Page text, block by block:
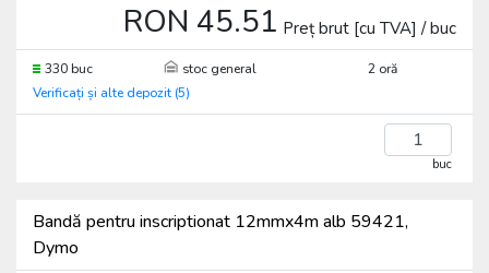
RON 45.51 Preț brut [cu TVA] / buc
330 buc stoc general
2 oră
Verificați și alte depozit (5)
buc
Bandă pentru inscriptionat 12mmx4m alb 59421,
Dymo